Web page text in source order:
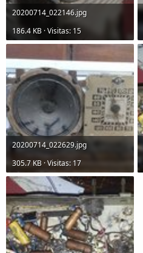
20200714_022146.jpg
186.4 KB · Visitas: 15
20200714_022629.jpg
305.7 KB · Visitas: 17